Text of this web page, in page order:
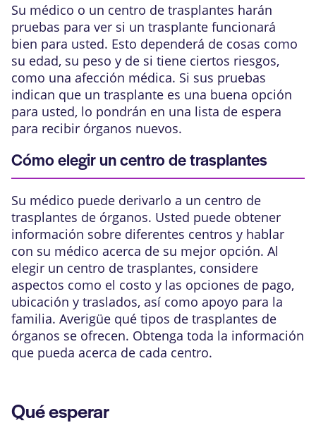
Su médico o un centro de trasplantes harán
pruebas para ver si un trasplante funcionará
bien para usted. Esto dependerá de cosas como
su edad, su peso y de si tiene ciertos riesgos,
como una afección médica. Si sus pruebas
indican que un trasplante es una buena opción
para usted, lo pondrán en una lista de espera
para recibir órganos nuevos.
Cómo elegir un centro de trasplantes
Su médico puede derivarlo a un centro de
trasplantes de órganos. Usted puede obtener
información sobre diferentes centros y hablar
con su médico acerca de su mejor opción. Al
elegir un centro de trasplantes, considere
aspectos como el costo y las opciones de pago,
ubicación y traslados, así como apoyo para la
familia. Averigüe qué tipos de trasplantes de
órganos se ofrecen. Obtenga toda la información
que pueda acerca de cada centro.
Qué esperar